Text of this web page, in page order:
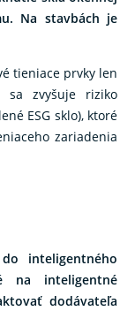
Na stavbách je
tieniace prvky len
sa zvyšuje riziko
ESG sklo), ktoré
zariadenia
inteligentného
na inteligentné
dodávateľa